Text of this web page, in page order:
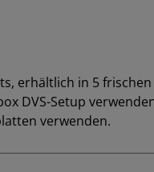
erhältlich in 5 frischen
DVS-Setup
verwenden.